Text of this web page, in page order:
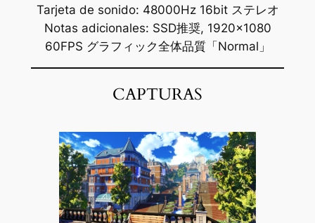
Tarjeta de sonido: 48000Hz 16bit ステレオ
Notas adicionales: SSD推奨, 1920×1080
60FPS グラフィック全体品質「Normal」
CAPTURAS